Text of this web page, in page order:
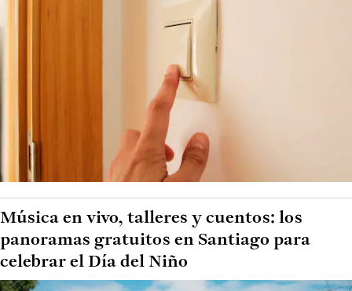
Música en vivo, talleres y cuentos: los
panoramas gratuitos en Santiago para
celebrar el Día del Niño